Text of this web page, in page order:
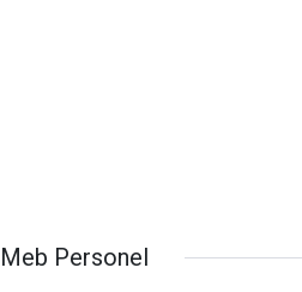
Meb Personel